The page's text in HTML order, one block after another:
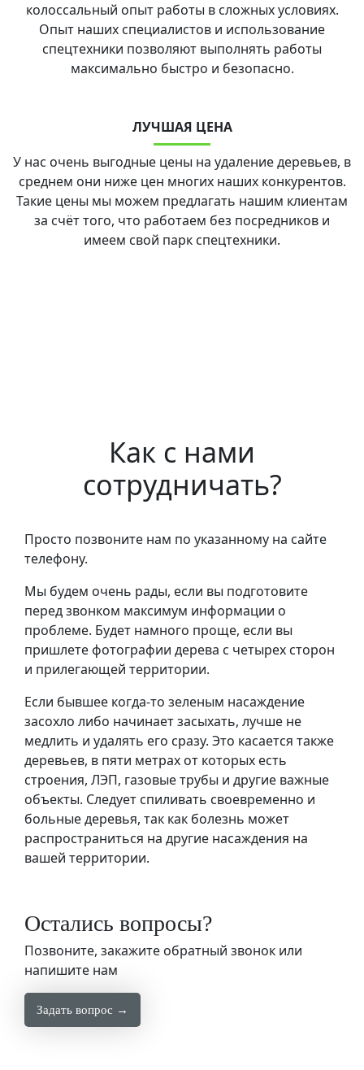
колоссальный опыт работы в сложных условиях.
Опыт наших специалистов и использование
спецтехники позволяют выполнять работы
максимально быстро и безопасно.
ЛУЧШАЯ ЦЕНА
У нас очень выгодные цены на удаление деревьев, в
среднем они ниже цен многих наших конкурентов.
Такие цены мы можем предлагать нашим клиентам
за счёт того, что работаем без посредников и
имеем свой парк спецтехники.
Как с нами
сотрудничать?
Просто позвоните нам по указанному на сайте
телефону.
Мы будем очень рады, если вы подготовите
перед звонком максимум информации о
проблеме. Будет намного проще, если вы
пришлете фотографии дерева с четырех сторон
и прилегающей территории.
Если бывшее когда-то зеленым насаждение
засохло либо начинает засыхать, лучше не
медлить и удалять его сразу. Это касается также
деревьев, в пяти метрах от которых есть
строения, ЛЭП, газовые трубы и другие важные
объекты. Следует спиливать своевременно и
больные деревья, так как болезнь может
распространиться на другие насаждения на
вашей территории.
Остались вопросы?
Позвоните, закажите обратный звонок или
напишите нам
Задать вопрос →